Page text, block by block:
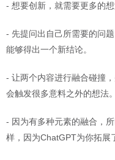
- 想要创新，就需要更多的想
- 先提问出自己所需要的问
能够得出一个新结论。
- 让两个内容进行融合碰撞
会触发很多意料之外的想法。
- 因为有多种元素的融合，
样，因为ChatGPT为你拓展